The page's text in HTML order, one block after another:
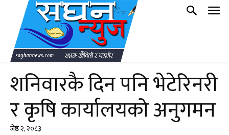
शनिवारकै दिन पनि भेटेरिनरी
र कृषि कार्यालयको अनुगमन
जेष्ठ २, २०८३